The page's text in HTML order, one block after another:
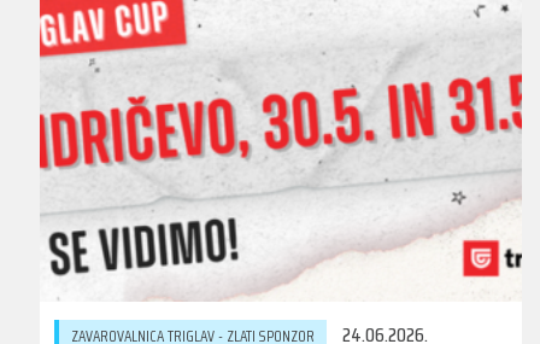
ZAVAROVALNICA TRIGLAV - ZLATI SPONZOR 24.06.2026.